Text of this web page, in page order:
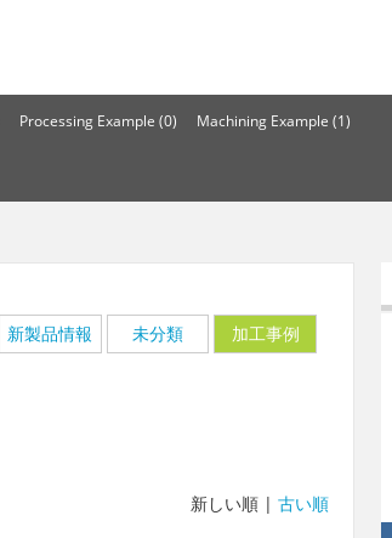
Processing Example (0) Machining Example (1)
新製品情報 未分類
加工事例
新しい順 |古い順